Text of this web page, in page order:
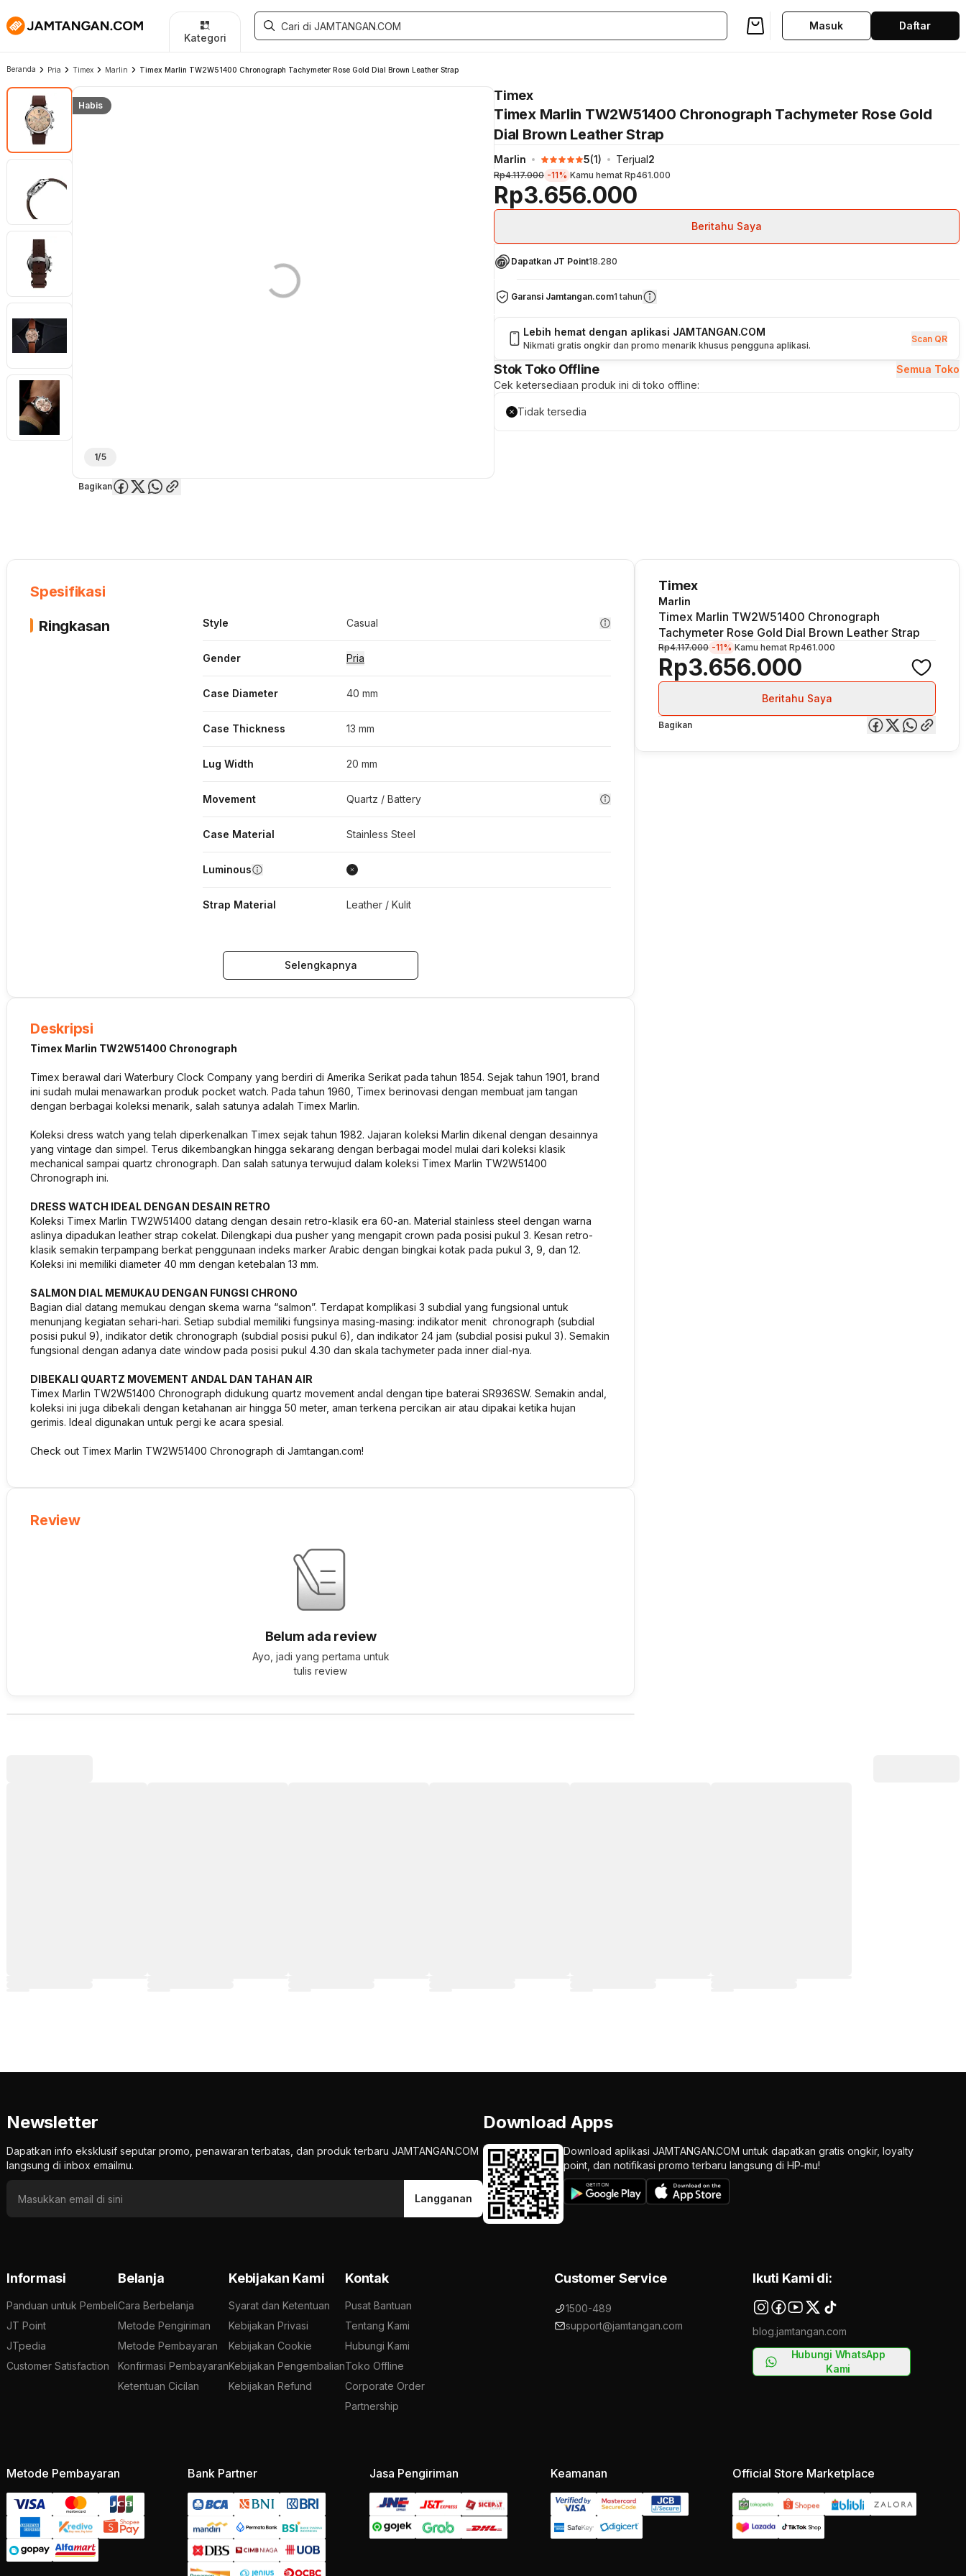
Newsletter
Dapatkan info eksklusif seputar promo, penawaran terbatas, dan produk terbaru JAMTANGAN.COM
langsung di inbox emailmu.
Langganan
Download Apps
Download aplikasi JAMTANGAN.COM untuk dapatkan gratis ongkir, loyalty
point, dan notifikasi promo terbaru langsung di HP-mu!
Informasi
Panduan untuk Pembeli
JT Point
JTpedia
Customer Satisfaction
Belanja
Cara Berbelanja
Metode Pengiriman
Metode Pembayaran
Konfirmasi Pembayaran
Ketentuan Cicilan
Kebijakan Kami
Syarat dan Ketentuan
Kebijakan Privasi
Kebijakan Cookie
Kebijakan Pengembalian
Kebijakan Refund
Kontak
Pusat Bantuan
Tentang Kami
Hubungi Kami
Toko Offline
Corporate Order
Partnership
Customer Service
1500-489
support@jamtangan.com
Ikuti Kami di:
blog.jamtangan.com
Hubungi WhatsApp
Kami
Metode Pembayaran Bank Partner Jasa Pengiriman Keamanan Official Store Marketplace
Kategori
Masuk Daftar
Beranda Pria Timex Marlin Timex Marlin TW2W51400 Chronograph Tachymeter Rose Gold Dial Brown Leather Strap
Habis
1/5
Bagikan
Timex
Timex Marlin TW2W51400 Chronograph Tachymeter Rose Gold
Dial Brown Leather Strap
Marlin 5(1) Terjual2
Rp3.656.000
Rp4.117.000 -11% Kamu hemat Rp461.000
Beritahu Saya
Dapatkan JT Point18.280
Garansi Jamtangan.com1 tahun
Lebih hemat dengan aplikasi JAMTANGAN.COM
Nikmati gratis ongkir dan promo menarik khusus pengguna aplikasi.
Scan QR
Stok Toko Offline
Semua Toko
Cek ketersediaan produk ini di toko offline:
Tidak tersedia
Spesifikasi
Ringkasan
Style Casual
Gender Pria
Case Diameter 40 mm
Case Thickness 13 mm
Lug Width 20 mm
Movement Quartz / Battery
Case Material Stainless Steel
Luminous
Strap Material Leather / Kulit
Selengkapnya
Deskripsi
Timex Marlin TW2W51400 Chronograph
Timex berawal dari Waterbury Clock Company yang berdiri di Amerika Serikat pada tahun 1854. Sejak tahun 1901, brand
ini sudah mulai menawarkan produk pocket watch. Pada tahun 1960, Timex berinovasi dengan membuat jam tangan
dengan berbagai koleksi menarik, salah satunya adalah Timex Marlin.
Koleksi dress watch yang telah diperkenalkan Timex sejak tahun 1982. Jajaran koleksi Marlin dikenal dengan desainnya
yang vintage dan simpel. Terus dikembangkan hingga sekarang dengan berbagai model mulai dari koleksi klasik
mechanical sampai quartz chronograph. Dan salah satunya terwujud dalam koleksi Timex Marlin TW2W51400
Chronograph ini.
DRESS WATCH IDEAL DENGAN DESAIN RETRO
Koleksi Timex Marlin TW2W51400 datang dengan desain retro-klasik era 60-an. Material stainless steel dengan warna
aslinya dipadukan leather strap cokelat. Dilengkapi dua pusher yang mengapit crown pada posisi pukul 3. Kesan retro-
klasik semakin terpampang berkat penggunaan indeks marker Arabic dengan bingkai kotak pada pukul 3, 9, dan 12.
Koleksi ini memiliki diameter 40 mm dengan ketebalan 13 mm.
SALMON DIAL MEMUKAU DENGAN FUNGSI CHRONO
Bagian dial datang memukau dengan skema warna “salmon”. Terdapat komplikasi 3 subdial yang fungsional untuk
menunjang kegiatan sehari-hari. Setiap subdial memiliki fungsinya masing-masing: indikator menit chronograph (subdial
posisi pukul 9), indikator detik chronograph (subdial posisi pukul 6), dan indikator 24 jam (subdial posisi pukul 3). Semakin
fungsional dengan adanya date window pada posisi pukul 4.30 dan skala tachymeter pada inner dial-nya.
DIBEKALI QUARTZ MOVEMENT ANDAL DAN TAHAN AIR
Timex Marlin TW2W51400 Chronograph didukung quartz movement andal dengan tipe baterai SR936SW. Semakin andal,
koleksi ini juga dibekali dengan ketahanan air hingga 50 meter, aman terkena percikan air atau dipakai ketika hujan
gerimis. Ideal digunakan untuk pergi ke acara spesial.
Check out Timex Marlin TW2W51400 Chronograph di Jamtangan.com!
Review
Belum ada review
Ayo, jadi yang pertama untuk
tulis review
Timex
Marlin
Timex Marlin TW2W51400 Chronograph
Tachymeter Rose Gold Dial Brown Leather Strap
Rp3.656.000
Rp4.117.000 -11% Kamu hemat Rp461.000
Beritahu Saya
Bagikan